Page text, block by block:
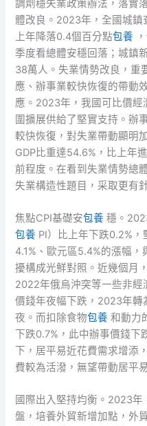
調劑穩失業政策辦法，落實
體改良。2023年，全國城鎮
上年降落0.4個百分點包養
季度看總體安穩回落；城鎮
38萬人。失業情勢改良，重
應、辦事業較快恢復的帶動
應。2023年，我國可比價
圍擴展供給了堅實支持。辦
較快恢復，對失業帶動顯明
GDP比重達54.6%，比上年
前程度。在看到失業情勢總
失業構造性題目，采取更有
焦點CPI基礎安包養 穩。
包養 PI）比上年下跌0.2%
4.1%、歐元區5.4%的漲幅
擾構成光鮮對照。近幾個月
2022年俄烏沖突等一些非經
價錢年夜幅下跌，2023年轉
夜。而扣除食物包養 和動力
下跌0.7%，此中辦事價錢下
下，居平易近花費需求增添
費較為活潑，無望帶動居平
國際出入堅持均衡。2023
盤，培養外貿新增加點，外